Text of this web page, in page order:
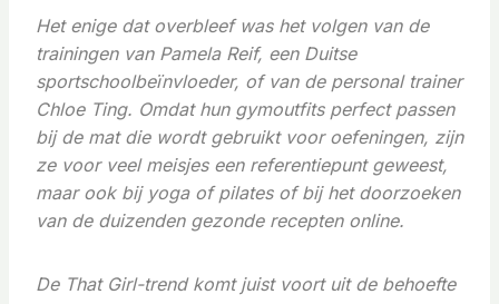
Het enige dat overbleef was het volgen van de
trainingen van Pamela Reif, een Duitse
sportschoolbeïnvloeder, of van de personal trainer
Chloe Ting. Omdat hun gymoutfits perfect passen
bij de mat die wordt gebruikt voor oefeningen, zijn
ze voor veel meisjes een referentiepunt geweest,
maar ook bij yoga of pilates of bij het doorzoeken
van de duizenden gezonde recepten online.
De That Girl-trend komt juist voort uit de behoefte